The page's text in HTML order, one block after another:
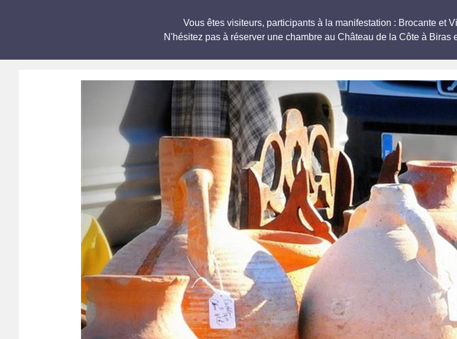
Vous êtes visiteurs, participants à la manifestation : Brocante et
N'hésitez pas à réserver une chambre au Château de la Côte à Biras